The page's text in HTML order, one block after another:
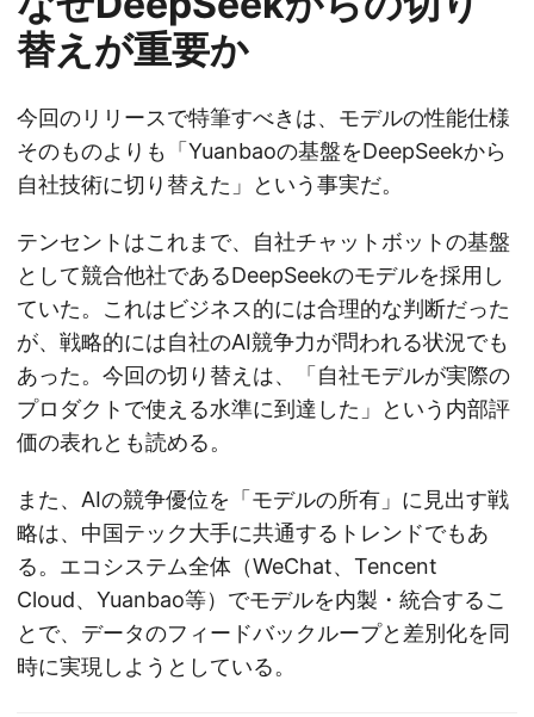
替えが重要か
今回のリリースで特筆すべきは、モデルの性能仕様
そのものよりも「Yuanbaoの基盤をDeepSeekから
自社技術に切り替えた」という事実だ。
テンセントはこれまで、自社チャットボットの基盤
として競合他社であるDeepSeekのモデルを採用し
ていた。これはビジネス的には合理的な判断だった
が、戦略的には自社のAI競争力が問われる状況でも
あった。今回の切り替えは、「自社モデルが実際の
プロダクトで使える水準に到達した」という内部評
価の表れとも読める。
また、AIの競争優位を「モデルの所有」に見出す戦
略は、中国テック大手に共通するトレンドでもあ
る。エコシステム全体（WeChat、Tencent
Cloud、Yuanbao等）でモデルを内製・統合するこ
とで、データのフィードバックループと差別化を同
時に実現しようとしている。